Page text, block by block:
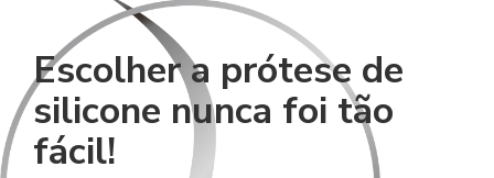
Escolher a prótese de
silicone nunca foi tão
fácil!